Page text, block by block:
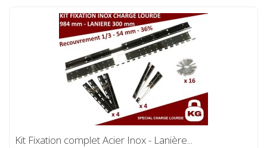
Kit Fixation complet Acier Inox - Lanière...